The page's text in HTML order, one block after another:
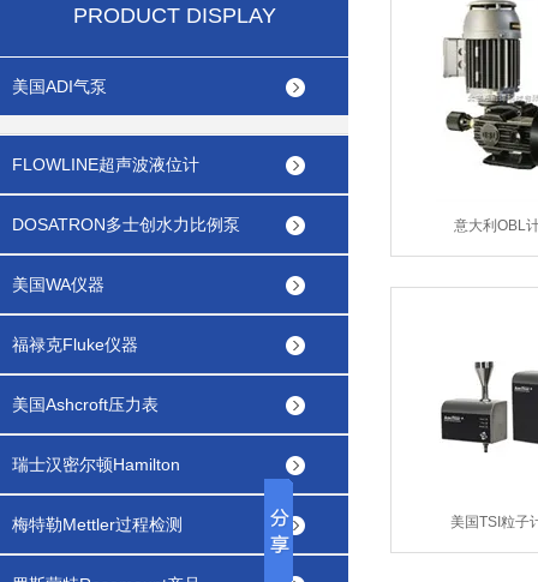
PRODUCT DISPLAY
美国ADI气泵
FLOWLINE超声波液位计
DOSATRON多士创水力比例泵
美国WA仪器
福禄克Fluke仪器
美国Ashcroft压力表
瑞士汉密尔顿Hamilton
梅特勒Mettler过程检测
意大利OBL
美国TSI粒子